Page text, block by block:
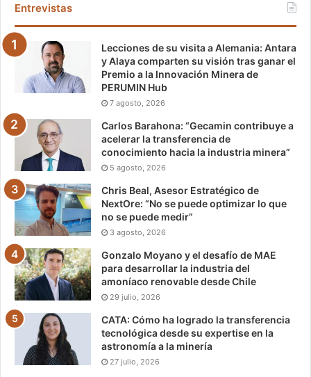
Entrevistas
Lecciones de su visita a Alemania: Antara
y Alaya comparten su visión tras ganar el
Premio a la Innovación Minera de
PERUMIN Hub
7 agosto, 2026
Carlos Barahona: “Gecamin contribuye a
acelerar la transferencia de
conocimiento hacia la industria minera”
5 agosto, 2026
Chris Beal, Asesor Estratégico de
NextOre: “No se puede optimizar lo que
no se puede medir”
3 agosto, 2026
Gonzalo Moyano y el desafío de MAE
para desarrollar la industria del
amoníaco renovable desde Chile
29 julio, 2026
CATA: Cómo ha logrado la transferencia
tecnológica desde su expertise en la
astronomía a la minería
27 julio, 2026